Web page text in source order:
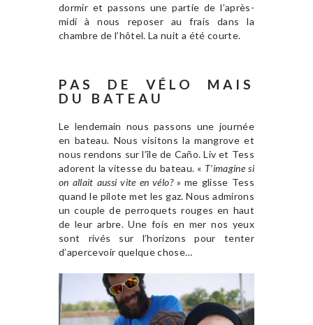
dormir et passons une partie de l’après-
midi à nous reposer au frais dans la
chambre de l’hôtel. La nuit a été courte.
PAS DE VÉLO MAIS
DU BATEAU
Le lendemain nous passons une journée
en bateau. Nous visitons la mangrove et
nous rendons sur l’île de Caño. Liv et Tess
adorent la vitesse du bateau. « T’imagine si
on allait aussi vite en vélo?» me glisse Tess
quand le pilote met les gaz. Nous admirons
un couple de perroquets rouges en haut
de leur arbre. Une fois en mer nos yeux
sont rivés sur l’horizons pour tenter
d’apercevoir quelque chose…